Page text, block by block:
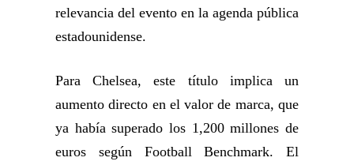
relevancia del evento en la agenda pública
estadounidense.
Para Chelsea, este título implica un
aumento directo en el valor de marca, que
ya había superado los 1,200 millones de
euros según Football Benchmark. El